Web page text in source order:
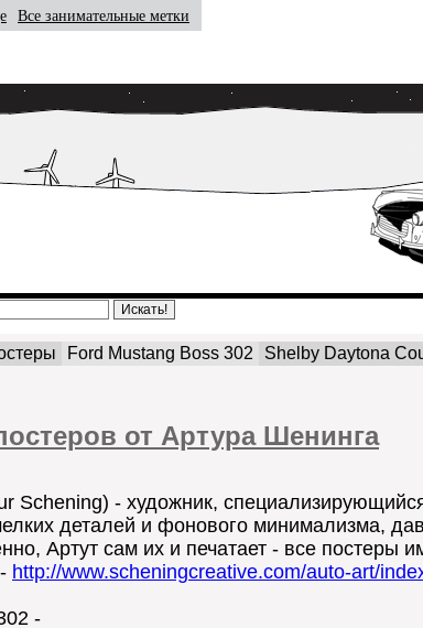
Все занимательные метки
Ford Mustang Boss 302 Shelby Daytona
от Артура Шенинга
Schening) - художник,
деталей и фонового минимализма,
Артут сам их и печатает - все постеры
http://www.scheningcreative.com/auto-art/
-